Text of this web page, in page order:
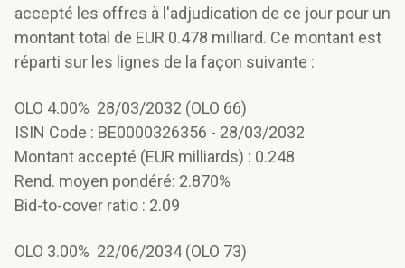
accepté les offres à l'adjudication de ce jour pour un
montant total de EUR 0.478 milliard. Ce montant est
réparti sur les lignes de la façon suivante :
OLO 4.00% 28/03/2032 (OLO 66)
ISIN Code : BE0000326356 - 28/03/2032
Montant accepté (EUR milliards) : 0.248
Rend. moyen pondéré: 2.870%
Bid-to-cover ratio : 2.09
OLO 3.00% 22/06/2034 (OLO 73)